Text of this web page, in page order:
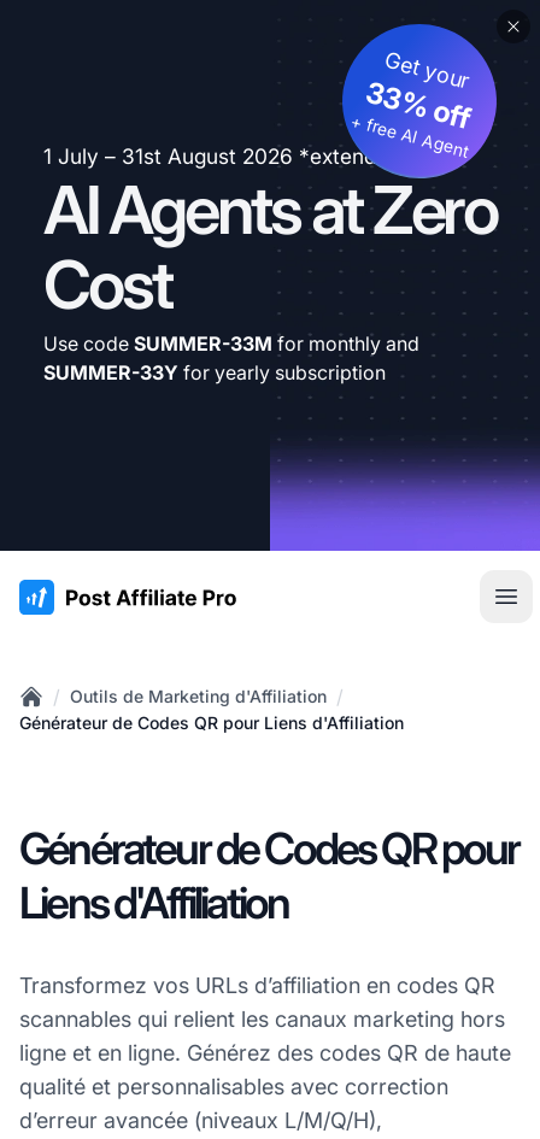
1 July – 31st August 2026 *extended
AI Agents at Zero
Cost
Get your
33% off
+ free AI Agent
Use code SUMMER-33M for monthly and
SUMMER-33Y for yearly subscription
:site.title
Home
/ Outils de Marketing d'Affiliation /
Générateur de Codes QR pour Liens d'Affiliation
Générateur de Codes QR pour
Liens d'Affiliation
Transformez vos URLs d’affiliation en codes QR
scannables qui relient les canaux marketing hors
ligne et en ligne. Générez des codes QR de haute
qualité et personnalisables avec correction
d’erreur avancée (niveaux L/M/Q/H),